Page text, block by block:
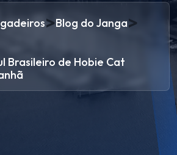
>Blog do Janga>
Brasileiro de Hobie Cat